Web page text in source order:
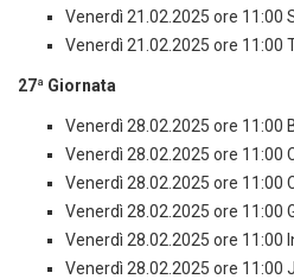
Venerdì 21.02.2025 ore 11:00
Venerdì 21.02.2025 ore 11:00
27ª Giornata
Venerdì 28.02.2025 ore 11:00
Venerdì 28.02.2025 ore 11:00
Venerdì 28.02.2025 ore 11:00
Venerdì 28.02.2025 ore 11:00
Venerdì 28.02.2025 ore 11:00
Venerdì 28.02.2025 ore 11:00